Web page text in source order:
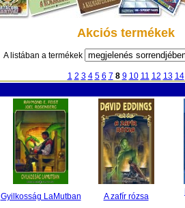
Akciós termékek
A listában a termékek
1 2 3 4 5 6 7 8 9 10 11 12 13 14
Gyilkosság LaMutban A zafír rózsa